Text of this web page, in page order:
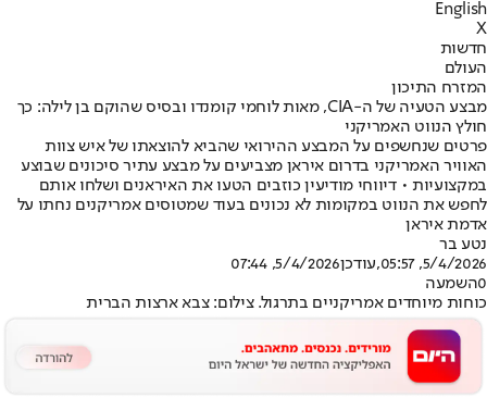
English
X
חדשות
העולם
המזרח התיכון
מבצע הטעיה של ה-CIA, מאות לוחמי קומנדו ובסיס שהוקם בן לילה: כך
חולץ הנווט האמריקני
פרטים שנחשפים על המבצע ההירואי שהביא להוצאתו של איש צוות
האוויר האמריקני בדרום איראן מצביעים על מבצע עתיר סיכונים שבוצע
במקצועיות • דיווחי מודיעין כוזבים הטעו את האיראנים ושלחו אותם
לחפש את הנווט במקומות לא נכונים בעוד שמטוסים אמריקנים נחתו על
אדמת איראן
נטע בר
5/4/2026, 05:57
,עודכן5/4/2026, 07:44
0השמעה
כוחות מיוחדים אמריקניים בתרגול. צילום: צבא ארצות הברית